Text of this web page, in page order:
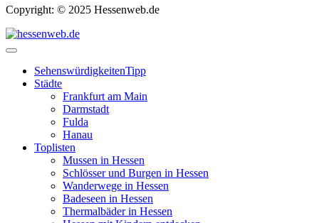
Copyright: © 2025 Hessenweb.de
SehenswürdigkeitenTipp
Städte
Frankfurt am Main
Darmstadt
Fulda
Hanau
Toplisten
Mussen in Hessen
Schlösser und Burgen in Hessen
Wanderwege in Hessen
Badeseen in Hessen
Thermalbäder in Hessen